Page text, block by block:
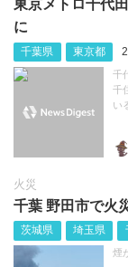
東京メトロ千代
に
千葉県 東京都
千
千
い
火災
千葉 野田市で火
茨城県 埼玉県
煙